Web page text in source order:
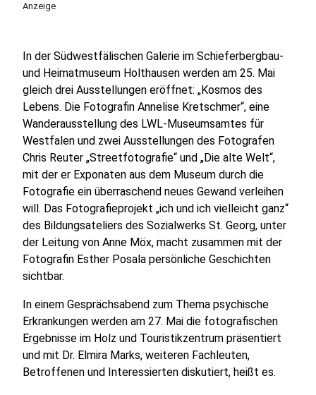
Anzeige
In der Südwestfälischen Galerie im Schieferbergbau-
und Heimatmuseum Holthausen werden am 25. Mai
gleich drei Ausstellungen eröffnet: „Kosmos des
Lebens. Die Fotografin Annelise Kretschmer“, eine
Wanderausstellung des LWL-Museumsamtes für
Westfalen und zwei Ausstellungen des Fotografen
Chris Reuter „Streetfotografie“ und „Die alte Welt“,
mit der er Exponaten aus dem Museum durch die
Fotografie ein überraschend neues Gewand verleihen
will. Das Fotografieprojekt „ich und ich vielleicht ganz“
des Bildungsateliers des Sozialwerks St. Georg, unter
der Leitung von Anne Möx, macht zusammen mit der
Fotografin Esther Posala persönliche Geschichten
sichtbar.
In einem Gesprächsabend zum Thema psychische
Erkrankungen werden am 27. Mai die fotografischen
Ergebnisse im Holz und Touristikzentrum präsentiert
und mit Dr. Elmira Marks, weiteren Fachleuten,
Betroffenen und Interessierten diskutiert, heißt es.